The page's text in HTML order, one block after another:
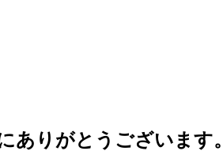
ありがとうございます。